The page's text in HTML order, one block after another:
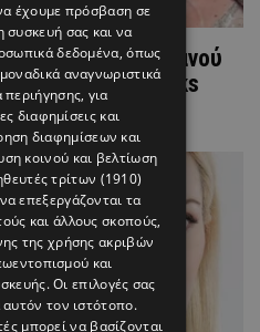
Στέλλα Στυλιανού
με τα glam looks
έχουμε πρόσβαση σε
συσκευή σας και να
δεδομένα, όπως
αναγνωριστικά
περιήγησης, για
διαφημίσεις και
διαφημίσεων και
κοινού και βελτίωση
τρίτων (1910)
επεξεργάζονται τα
και άλλους σκοπούς,
της χρήσης ακριβών
και
Οι επιλογές σας
τον ιστότοπο.
μπορεί να βασίζονται